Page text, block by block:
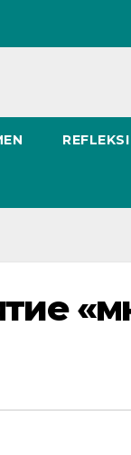
REFLEKSI